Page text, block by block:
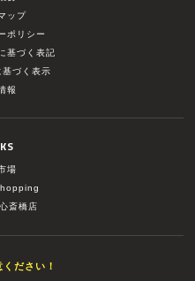
ップ
ポリシー
基づく表記
づく表示
報
場
斎橋店
ださい！